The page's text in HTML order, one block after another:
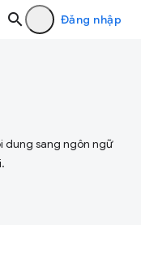
Đăng nhập
dung sang ngôn ngữ